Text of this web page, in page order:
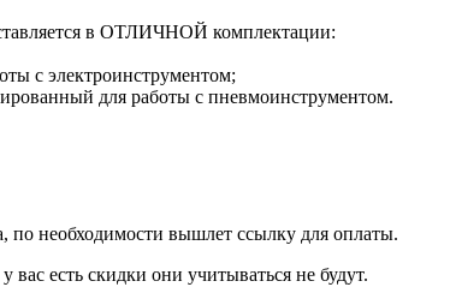
в ОТЛИЧНОЙ комплектации:
с электроинструментом;
для работы с пневмоинструментом.
по необходимости вышлет ссылку для оплаты.
вас есть скидки они учитываться не будут.